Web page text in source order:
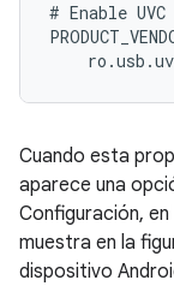
# Enable UVC
ro .usb .
Cuando esta
aparece una
Configuración,
muestra en la
dispositivo